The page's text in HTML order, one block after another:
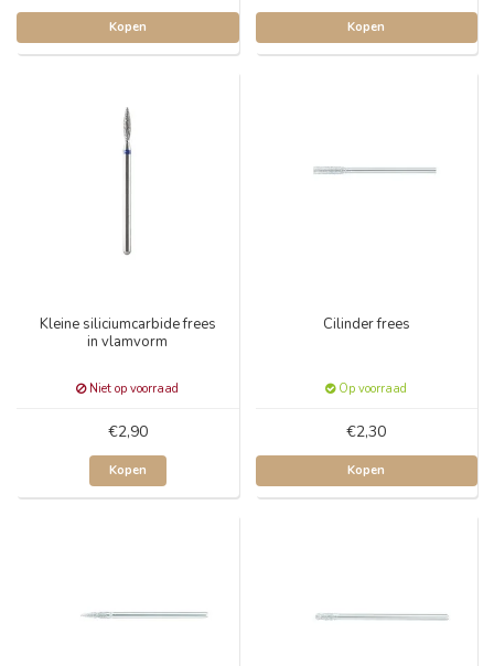
Kopen Kopen
Kleine siliciumcarbide frees
in vlamvorm
Niet op voorraad
€2,90
Kopen
Cilinder frees
Op voorraad
€2,30
Kopen